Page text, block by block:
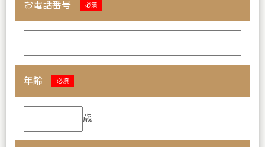
お電話番号 必須
年齢 必須
歳